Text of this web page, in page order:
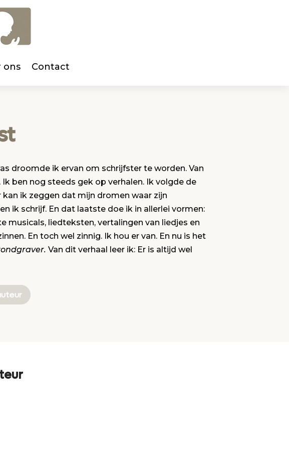
ons Contact
droomde ik ervan om schrijfster te worden. Van
ben nog steeds gek op verhalen. Ik volgde de
ik zeggen dat mijn dromen waar zijn
ik schrijf. En dat laatste doe ik in allerlei vormen:
musicals, liedteksten, vertalingen van liedjes en
En toch wel zinnig. Ik hou er van. En nu is het
Van dit verhaal leer ik: Er is altijd wel